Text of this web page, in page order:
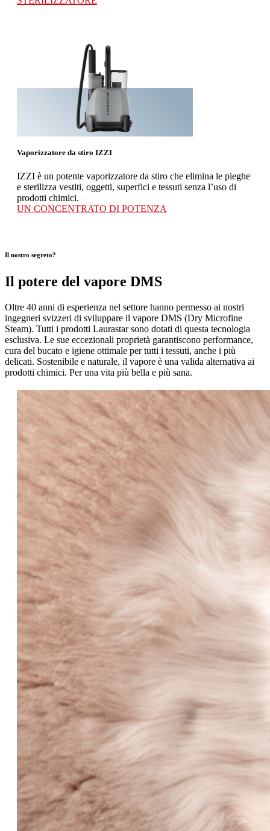
Vaporizzatore da stiro IZZI
IZZI è un potente vaporizzatore da stiro che elimina le pieghe
e sterilizza vestiti, oggetti, superfici e tessuti senza l’uso di
prodotti chimici.
UN CONCENTRATO DI POTENZA
Il nostro segreto?
Il potere del vapore DMS
Oltre 40 anni di esperienza nel settore hanno permesso ai nostri
ingegneri svizzeri di sviluppare il vapore DMS (Dry Microfine
Steam). Tutti i prodotti Laurastar sono dotati di questa tecnologia
esclusiva. Le sue eccezionali proprietà garantiscono performance,
cura del bucato e igiene ottimale per tutti i tessuti, anche i più
delicati. Sostenibile e naturale, il vapore è una valida alternativa ai
prodotti chimici. Per una vita più bella e più sana.